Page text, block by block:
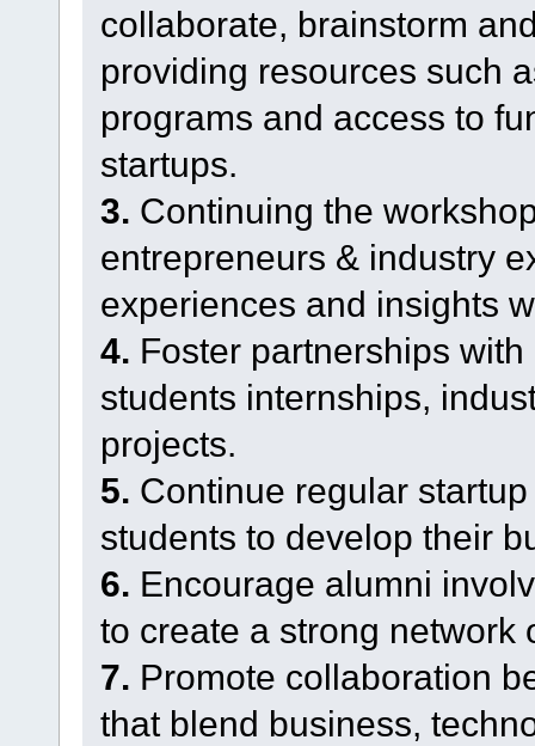
collaborate, brainstorm
providing resources such
programs and access to
startups.
3. Continuing the
entrepreneurs & industry
experiences and insights
4. Foster partnerships
students internships,
projects.
5. Continue regular
students to develop their
6. Encourage alumni
to create a strong network
7. Promote collaboration
that blend business,